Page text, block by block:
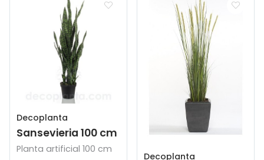
Decoplanta
Sansevieria 100 cm
Planta artificial 100 cm
Decoplanta